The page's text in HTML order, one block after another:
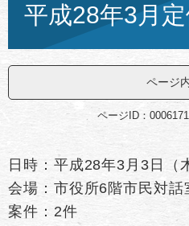
へ
平成28年3月
ページ
ページID：0006171
日時：平成28年3月3日（
会場：市役所6階市民対話
案件：2件